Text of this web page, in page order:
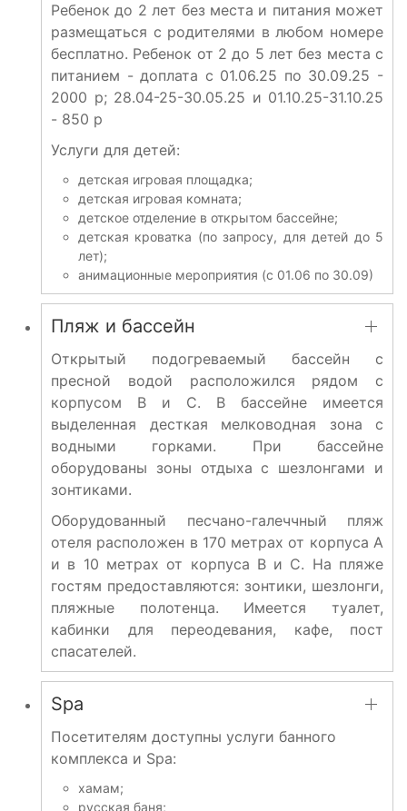
Ребенок до 2 лет без места и питания может
размещаться с родителями в любом номере
бесплатно. Ребенок от 2 до 5 лет без места с
питанием - доплата с 01.06.25 по 30.09.25 -
2000 р; 28.04-25-30.05.25 и 01.10.25-31.10.25
- 850 р
Услуги для детей:
детская игровая площадка;
детская игровая комната;
детское отделение в открытом бассейне;
детская кроватка (по запросу, для детей до 5
лет);
анимационные мероприятия (с 01.06 по 30.09)
Пляж и бассейн
Открытый подогреваемый бассейн с
пресной водой расположился рядом с
корпусом B и C. В бассейне имеется
выделенная десткая мелководная зона с
водными горками. При бассейне
оборудованы зоны отдыха с шезлонгами и
зонтиками.
Оборудованный песчано-галеччный пляж
отеля расположен в 170 метрах от корпуса A
и в 10 метрах от корпуса B и C. На пляже
гостям предоставляются: зонтики, шезлонги,
пляжные полотенца. Имеется туалет,
кабинки для переодевания, кафе, пост
спасателей.
Spa
Посетителям доступны услуги банного
комплекса и Spa:
хамам;
русская баня;